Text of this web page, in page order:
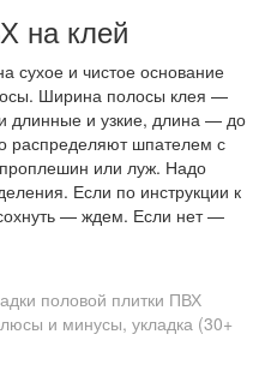
на клей
сухое и чистое основание
Ширина полосы клея —
длинные и узкие, длина — до
распределяют шпателем с
или луж. Надо
Если по инструкции к
— ждем. Если нет —
половой плитки ПВХ